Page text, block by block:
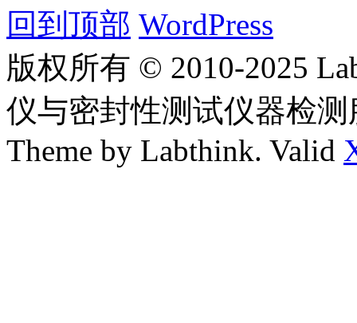
回到顶部 WordPress
版权所有 © 2010-2025
仪与密封性测试仪器检
Theme by Labthink. Valid